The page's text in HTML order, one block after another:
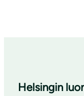
Helsingin